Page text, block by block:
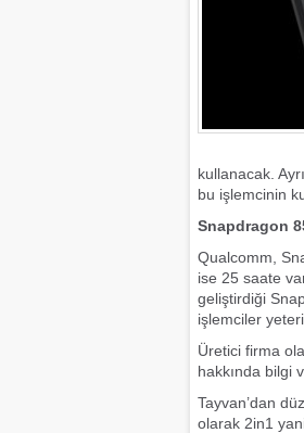
kullanacak.
bu işlemcinin
Snapdragon
Qualcomm,
ise 25 saate
geliştirdiği
işlemciler
Üretici firma
hakkında bilgi
Tayvan’dan
olarak 2in1